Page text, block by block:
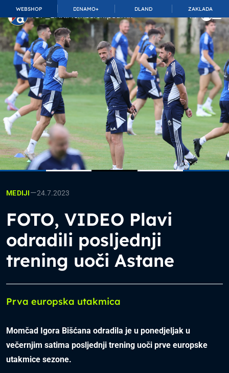
WEBSHOP DINAMO+ DLAND ZAKLADA
TOP_BAR.MembershipSuffix
MEDIJI—24.7.2023
FOTO, VIDEO Plavi
odradili posljednji
trening uoči Astane
Prva europska utakmica
Momčad Igora Bišćana odradila je u ponedjeljak u
večernjim satima posljednji trening uoči prve europske
utakmice sezone.